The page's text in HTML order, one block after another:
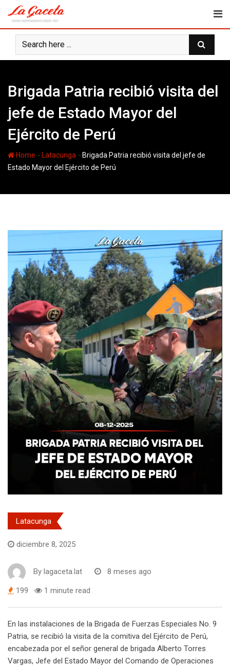
content
Brigada Patria recibió visita del
jefe de Estado Mayor del
Ejército de Perú
Home - Latacunga - Brigada Patria recibió visita del jefe de
Estado Mayor del Ejército de Perú
Latacunga
diciembre 8, 2025
By lagaceta.lat 8 meses ago
199 1 minute read
En las instalaciones de la Brigada de Fuerzas Especiales No. 9
Patria, se recibió la visita de la comitiva del Ejército de Perú,
encabezada por el señor general de brigada Alberto Torres
Vargas, Jefe del Estado Mayor del Comando de Operaciones